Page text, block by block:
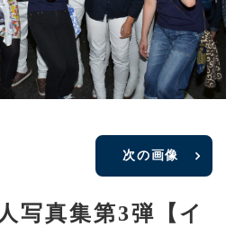
次の画像
写真集第3弾【イ